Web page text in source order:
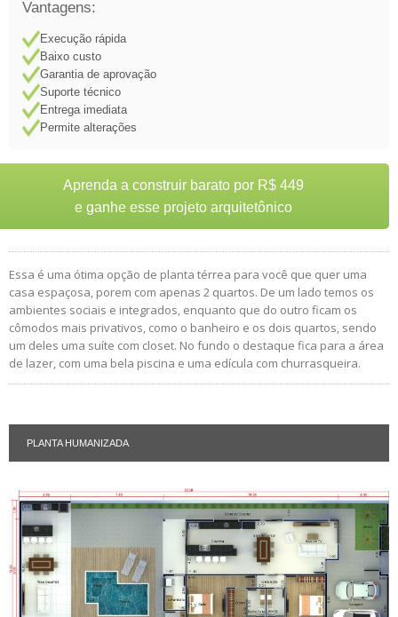
Vantagens:
Execução rápida
Baixo custo
Garantia de aprovação
Suporte técnico
Entrega imediata
Permite alterações
Aprenda a construir barato por R$ 449
e ganhe esse projeto arquitetônico
Essa é uma ótima opção de planta térrea para você que quer uma
casa espaçosa, porem com apenas 2 quartos. De um lado temos os
ambientes sociais e integrados, enquanto que do outro ficam os
cômodos mais privativos, como o banheiro e os dois quartos, sendo
um deles uma suíte com closet. No fundo o destaque fica para a área
de lazer, com uma bela piscina e uma edícula com churrasqueira.
PLANTA HUMANIZADA